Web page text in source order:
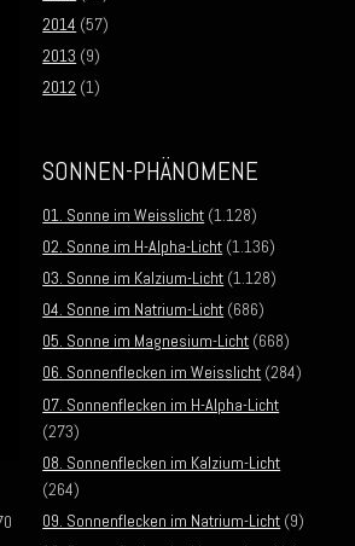
2014 (57)
2013 (9)
2012 (1)
SONNEN-PHÄNOMENE
01. Sonne im Weisslicht (1.128)
02. Sonne im H-Alpha-Licht (1.136)
03. Sonne im Kalzium-Licht (1.128)
04. Sonne im Natrium-Licht (686)
05. Sonne im Magnesium-Licht (668)
06. Sonnenflecken im Weisslicht (284)
07. Sonnenflecken im H-Alpha-Licht
(273)
08. Sonnenflecken im Kalzium-Licht
(264)
09. Sonnenflecken im Natrium-Licht (9)